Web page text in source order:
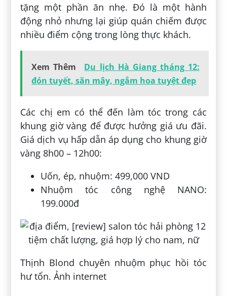
tặng một phần ăn nhẹ. Đó là một hành
động nhỏ nhưng lại giúp quán chiếm được
nhiều điểm cộng trong lòng thực khách.
Xem Thêm
Du lịch Hà Giang tháng 12:
đón tuyết, săn mây, ngắm hoa tuyệt đẹp
Các chị em có thể đến làm tóc trong các
khung giờ vàng để được hưởng giá ưu đãi.
Giá dịch vụ hấp dẫn áp dụng cho khung giờ
vàng 8h00 – 12h00:
Uốn, ép, nhuộm: 499,000 VND
Nhuộm tóc công nghệ NANO:
199.000đ
Thịnh Blond chuyên nhuộm phục hồi tóc
hư tổn. Ảnh internet